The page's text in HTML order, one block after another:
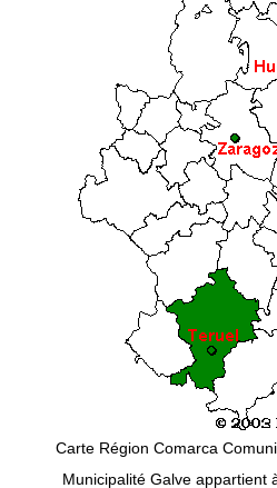
Carte Région Comarca
Municipalité Galve appartient